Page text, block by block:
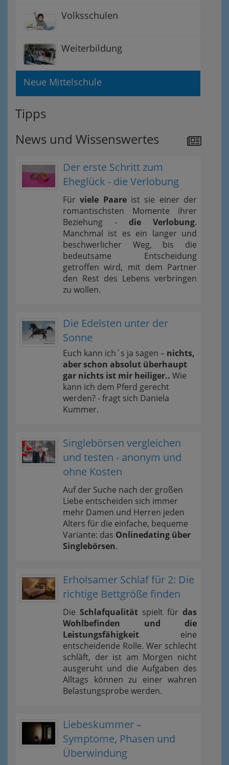
Volksschulen
Weiterbildung
Neue Mittelschule
Tipps
News und Wissenswertes
Der erste Schritt zum
Eheglück - die Verlobung
Fürviele Paareist sie einer der
romantischsten Momente ihrer
Beziehung - die Verlobung.
Manchmal ist es ein langer und
beschwerlicher Weg, bis die
bedeutsame Entscheidung
getroffen wird, mit dem Partner
den Rest des Lebens verbringen
zu wollen.
Die Edelsten unter der
Sonne
Euch kann ich´s ja sagen – nichts,
aber schon absolut überhaupt
gar nichts ist mir heiliger.. Wie
kann ich dem Pferd gerecht
werden? - fragt sich Daniela
Kummer.
Singlebörsen vergleichen
und testen - anonym und
ohne Kosten
Auf der Suche nach der großen
Liebe entscheiden sich immer
mehr Damen und Herren jeden
Alters für die einfache, bequeme
Variante: das Onlinedating über
Singlebörsen.
Erholsamer Schlaf für 2: Die
richtige Bettgröße finden
Die Schlafqualität spielt für das
Wohlbefinden und die
Leistungsfähigkeit eine
entscheidende Rolle. Wer schlecht
schläft, der ist am Morgen nicht
ausgeruht und die Aufgaben des
Alltags können zu einer wahren
Belastungsprobe werden.
Liebeskummer –
Symptome, Phasen und
Überwindung